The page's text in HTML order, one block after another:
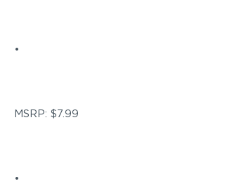
•
MSRP: $7.99
•